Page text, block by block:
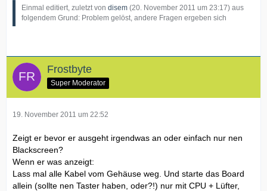
Einmal editiert, zuletzt von disem (20. November 2011 um 23:17) aus
folgendem Grund: Problem gelöst, andere Fragen ergeben sich
Frostbyte
Super Moderator
19. November 2011 um 22:52
Zeigt er bevor er ausgeht irgendwas an oder einfach nur nen
Blackscreen?
Wenn er was anzeigt:
Lass mal alle Kabel vom Gehäuse weg. Und starte das Board
allein (sollte nen Taster haben, oder?!) nur mit CPU + Lüfter,